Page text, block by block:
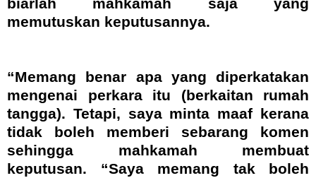
biarlah mahkamah saja yang
memutuskan keputusannya.
“Memang benar apa yang diperkatakan
mengenai perkara itu (berkaitan rumah
tangga). Tetapi, saya minta maaf kerana
tidak boleh memberi sebarang komen
sehingga mahkamah membuat
keputusan. “Saya memang tak boleh